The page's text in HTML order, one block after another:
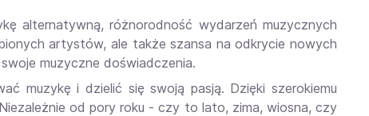
alternatywną, różnorodność wydarzeń muzycznych
artystów, ale także szansa na odkrycie nowych
muzyczne doświadczenia.
muzykę i dzielić się swoją pasją. Dzięki szerokiemu
od pory roku - czy to lato, zima, wiosna, czy